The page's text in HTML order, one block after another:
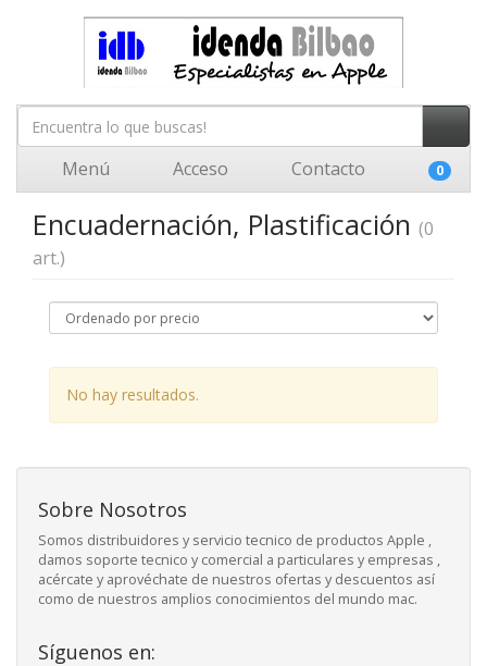
Menú Acceso Contacto 0
Encuadernación, Plastificación (0
art.)
No hay resultados.
Sobre Nosotros
Somos distribuidores y servicio tecnico de productos Apple ,
damos soporte tecnico y comercial a particulares y empresas ,
acércate y aprovéchate de nuestros ofertas y descuentos así
como de nuestros amplios conocimientos del mundo mac.
Síguenos en: